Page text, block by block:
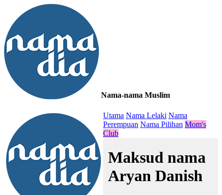
Nama-nama Muslim
Utama Nama Lelaki Nama
Perempuan Nama Pilihan Mom's
Club
Maksud nama
Aryan Danish